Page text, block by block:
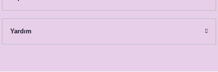
Yardım